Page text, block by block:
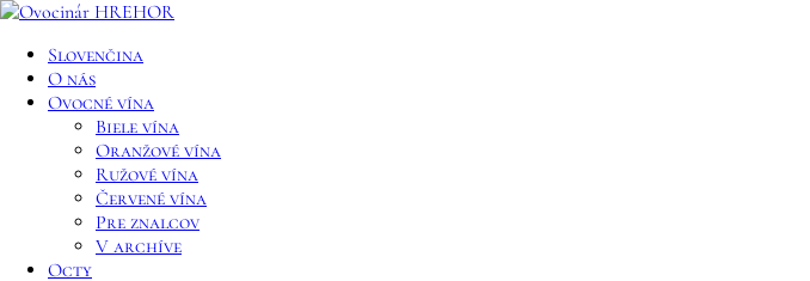
Slovenčina
O nás
Ovocné vína
Biele vína
Oranžové vína
Ružové vína
Červené vína
Pre znalcov
V archíve
Octy